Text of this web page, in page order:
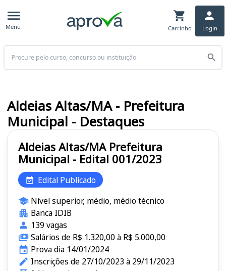
Menu Carrinho Login
Buscar
Aldeias Altas/MA Prefeitura
Municipal - Edital 001/2023
Edital Publicado
Nível superior, médio, médio técnico
Banca IDIB
139 vagas
Salários de R$ 1.320,00 à R$ 5.000,00
Prova dia 14/01/2024
Inscrições de 27/10/2023 à 29/11/2023
Aldeias Altas/MA - Prefeitura
Municipal - Destaques